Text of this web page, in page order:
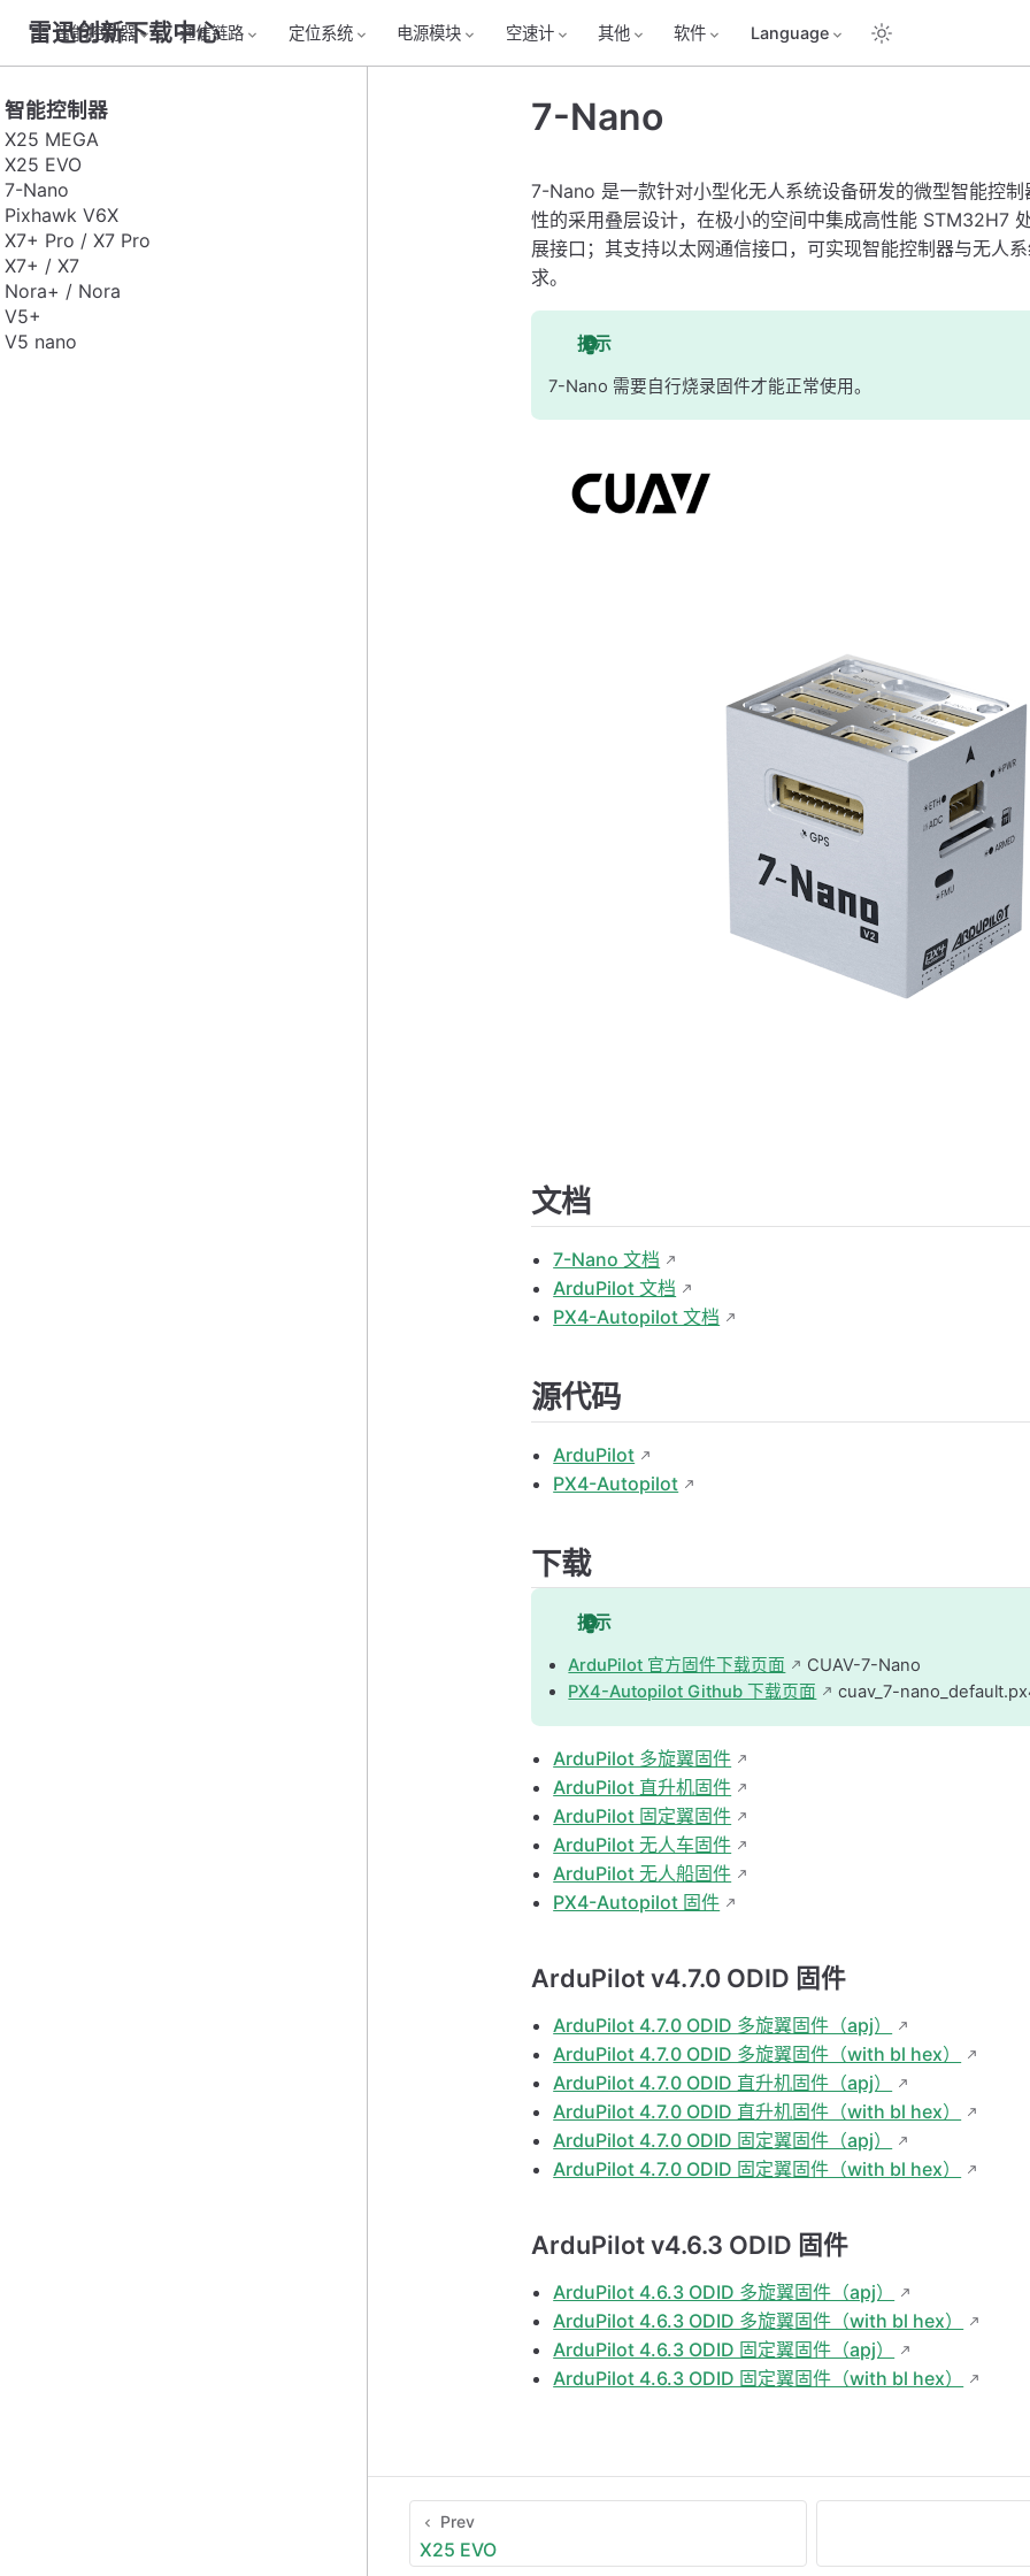
雷迅创新下载中心
智能控制器 通信链路 定位系统 电源模块 空速计 其他 软件 Language
智能控制器
X25 MEGA
X25 EVO
7-Nano
Pixhawk V6X
X7+ Pro / X7 Pro
X7+ / X7
Nora+ / Nora
V5+
V5 nano
7-Nano
7-Nano 是一款针对小型化无人系统设备研发的微型智能控
性的采用叠层设计，在极小的空间中集成高性能 STM32H7
展接口；其支持以太网通信接口，可实现智能控制器与无人
求。
提示
7-Nano 需要自行烧录固件才能正常使用。
文档
7-Nano 文档
ArduPilot 文档
PX4-Autopilot 文档
源代码
ArduPilot
PX4-Autopilot
下载
提示
ArduPilot 官方固件下载页面
CUAV-7-Nano
PX4-Autopilot Github 下载页面
cuav_7-
ArduPilot 多旋翼固件
ArduPilot 直升机固件
ArduPilot 固定翼固件
ArduPilot 无人车固件
ArduPilot 无人船固件
PX4-Autopilot 固件
ArduPilot v4.7.0 ODID 固件
ArduPilot 4.7.0 ODID 多旋翼固件（apj）
ArduPilot 4.7.0 ODID 多旋翼固件（with bl hex）
ArduPilot 4.7.0 ODID 直升机固件（apj）
ArduPilot 4.7.0 ODID 直升机固件（with bl hex）
ArduPilot 4.7.0 ODID 固定翼固件（apj）
ArduPilot 4.7.0 ODID 固定翼固件（with bl hex）
ArduPilot v4.6.3 ODID 固件
ArduPilot 4.6.3 ODID 多旋翼固件（apj）
ArduPilot 4.6.3 ODID 多旋翼固件（with bl hex）
ArduPilot 4.6.3 ODID 固定翼固件（apj）
ArduPilot 4.6.3 ODID 固定翼固件（with bl hex）
Prev
X25 EVO